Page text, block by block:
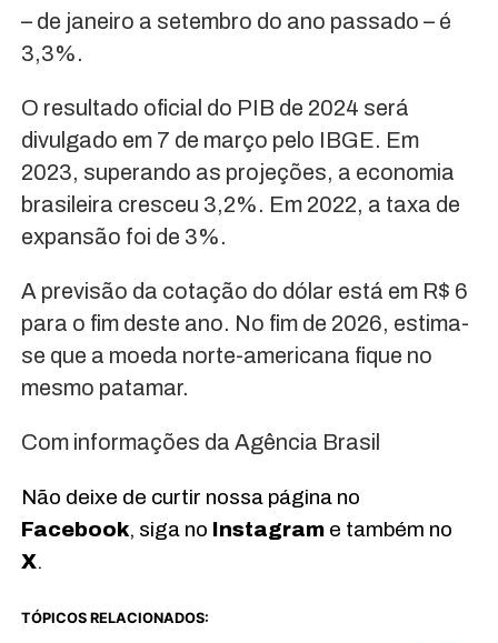
– de janeiro a setembro do ano passado – é
3,3%.
O resultado oficial do PIB de 2024 será
divulgado em 7 de março pelo IBGE. Em
2023, superando as projeções, a economia
brasileira cresceu 3,2%. Em 2022, a taxa de
expansão foi de 3%.
A previsão da cotação do dólar está em R$ 6
para o fim deste ano. No fim de 2026, estima-
se que a moeda norte-americana fique no
mesmo patamar.
Com informações da Agência Brasil
Não deixe de curtir nossa página no
Facebook, siga no Instagrame também no
X.
TÓPICOS RELACIONADOS: